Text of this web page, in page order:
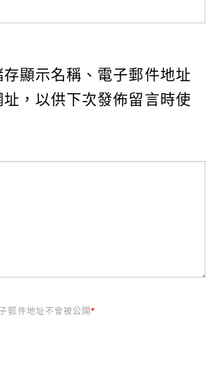
存顯示名稱、電子郵件地址
，以供下次發佈留言時使
郵件地址不會被公開*